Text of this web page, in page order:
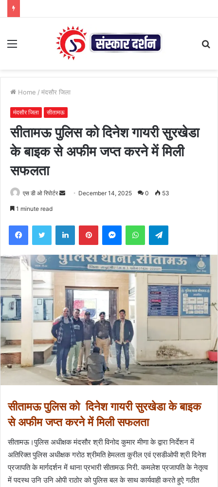
Menu
Home / मंदसौर जिला
मंदसौर जिला सीतामऊ
सीतामऊ पुलिस को दिनेश गायरी सुरखेडा
के बाइक से अफीम जप्त करने में मिली
सफलता
एस डी ओ रिपोर्टर
Send December 14, 2025 0 53
1 minute read
FacebookTwitter LinkedInPinterestMessengerWhatsAppTelegram
सीतामऊ पुलिस को दिनेश गायरी सुरखेडा के बाइक
से अफीम जप्त करने में मिली सफलता
सीतामऊ।पुलिस अधीक्षक मंदसौर श्री विनोद कुमार मीणा के द्वारा निर्देशन में
अतिरिक्त पुलिस अधीक्षक गरोठ श्रीमति हेमलता कुरील एवं एसडीओपी श्री दिनेश
प्रजापति के मार्गदर्शन में थाना प्रभारी सीतामऊ निरी. कमलेश प्रजापति के नेतृत्व
में पदस्थ उनि उनि ओपी राठोर को पुलिस बल के साथ कार्यवाही करते हुऐ गठीत